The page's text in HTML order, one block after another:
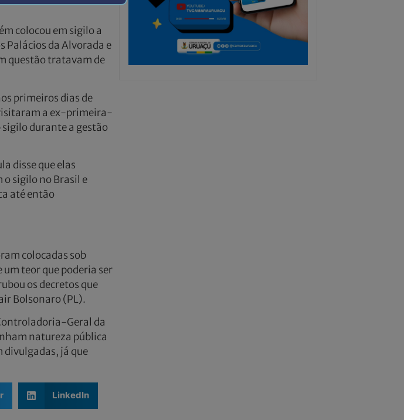
colocou em sigilo a
Palácios da Alvorada e
questão tratavam de
primeiros dias de
a ex-primeira-
durante a gestão
disse que elas
sigilo no Brasil e
até então
colocadas sob
teor que poderia ser
os decretos que
Bolsonaro (PL).
Geral da
natureza pública
divulgadas, já que
LinkedIn